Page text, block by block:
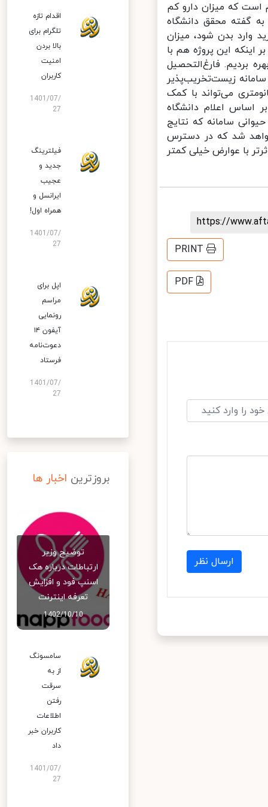
است که میزان دارو کم
گفته محقق دانشگاه
وارد بدن شود، میزان
این پروژه هم با
بردیم. فارغ‌التحصیل
زیست‌تخریب‌پذیر
می‌تواند با کمک
اساس اعلام دانشگاه
سامانه که نتایج
شد که در دسترس
با عوارض خیلی کمتر
https://
PRINT
PDF
ارسال نظر
اقدام تازه
تلگرام برای
بالا بردن
امنیت
کاربران
1401/07/
27
فیلترینگ
جدید و
عجیب
ایرانسل و
همراه اول!
1401/07/
27
اپل برای
مراسم
رونمایی
آیفون ۱۴
دعوت‌نامه
فرستاد
1401/07/
27
بروزترین اخبار ها
توضیح وزیر
ارتباطات درباره هک
اسنپ‌ فود و افزایش
تعرفه اینترنت
1402/10/10
سامسونگ
از به
سرقت
رفتن
اطلاعات
کاربران خبر
داد
1401/07/
27